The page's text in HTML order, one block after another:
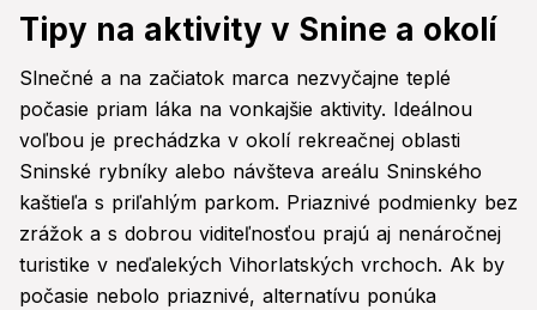
Tipy na aktivity v Snine a okolí
Slnečné a na začiatok marca nezvyčajne teplé
počasie priam láka na vonkajšie aktivity. Ideálnou
voľbou je prechádzka v okolí rekreačnej oblasti
Sninské rybníky alebo návšteva areálu Sninského
kaštieľa s priľahlým parkom. Priaznivé podmienky bez
zrážok a s dobrou viditeľnosťou prajú aj nenáročnej
turistike v neďalekých Vihorlatských vrchoch. Ak by
počasie nebolo priaznivé, alternatívu ponúka